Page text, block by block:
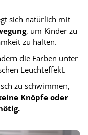
sich natürlich mit
, um Kinder zu
zu halten.
die Farben unter
Leuchteffekt.
zu schwimmen,
Knöpfe oder